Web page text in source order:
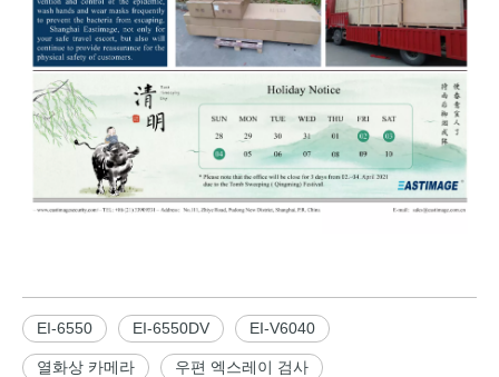
EI-6550 EI-6550DV EI-V6040
열화상 카메라 우편 엑스레이 검사